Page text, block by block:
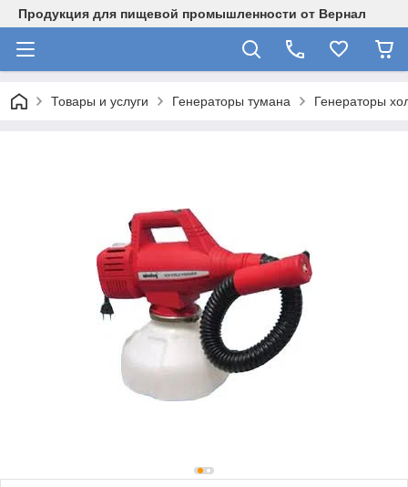
Продукция для пищевой промышленности от Вернал
Товары и услуги Генераторы тумана Генераторы